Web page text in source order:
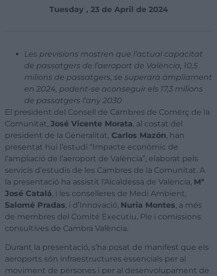
Tuesday , 23 de April de 2024
Les previsions mostren que l’actual capacitat
de passatgers de l’aeroport de València, 10,5
milions de passatgers, se superarà àmpliament
en 2024, podent-se aconseguir els 17,3 milions
de passatgers l’any 2030
El president del Consell de Cambres de Comerç de la
Comunitat, José Vicente Morata, al costat del
president de la Generalitat, Carlos Mazón, han
presentat hui l’estudi “Impacte econòmic de
l’ampliació de l’aeroport de València”, elaborat pels
servicis d’estudis de les Cambres de la Comunitat. A
la presentació ha assistit l’Alcaldessa de València, Mª
José Catalá, i les conselleres de Medi Ambient,
Salomé Pradas, i d’Innovació, Nuria Montes, a més
de membres del Comité Executiu, Ple i comissions
consultives de Cambra València.
Durant la presentació, s’ha posat de manifest que els
aeroports són infraestructures essencials per al
moviment de persones i per al desenvolupament de